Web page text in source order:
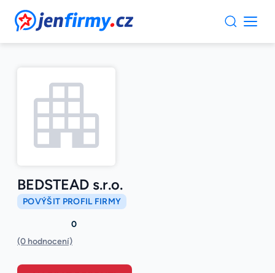
JenFirmy.cz
BEDSTEAD s.r.o.
POVÝŠIT PROFIL FIRMY
0
(0 hodnocení)